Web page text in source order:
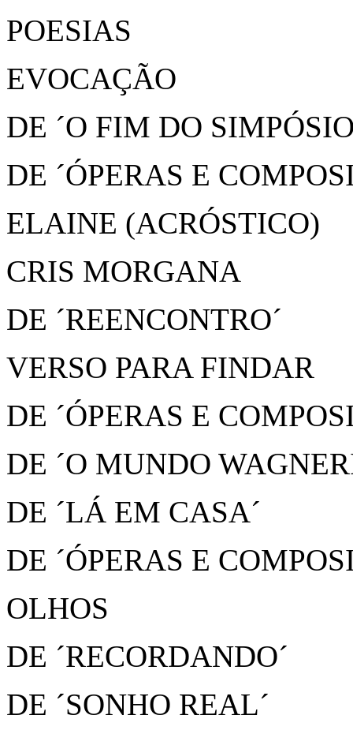
POESIAS
EVOCAÇÃO
DE ´O FIM DO
DE ´ÓPERAS E
ELAINE (ACRÓSTICO)
CRIS MORGANA
DE ´REENCONTRO´
VERSO PARA FINDAR
DE ´ÓPERAS E
DE ´O MUNDO
DE ´LÁ EM CASA´
DE ´ÓPERAS E
OLHOS
DE ´RECORDANDO´
DE ´SONHO REAL´